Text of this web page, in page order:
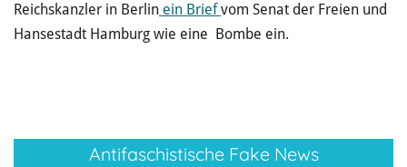
Reichskanzler in Berlin ein Briefvom Senat der Freien und
Hansestadt Hamburg wie eine Bombe ein.
Antifaschistische Fake News